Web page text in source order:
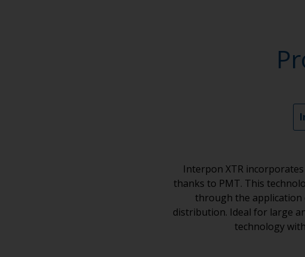
Interpon XTR
thanks to PMT. This
through the application
distribution. Ideal for large
technology